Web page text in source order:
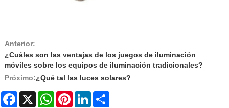
Anterior:
¿Cuáles son las ventajas de los juegos de iluminación
móviles sobre los equipos de iluminación tradicionales?
Próximo:¿Qué tal las luces solares?
Facebook
X WhatsApp
PinterestLinkedIn